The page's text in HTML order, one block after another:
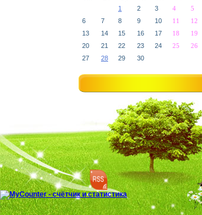
1
2 3 4
5
6
7 8 9 10 11
12
13
14 15 16 17 18
19
20
21 22 23 24 25
26
27
28 29 30